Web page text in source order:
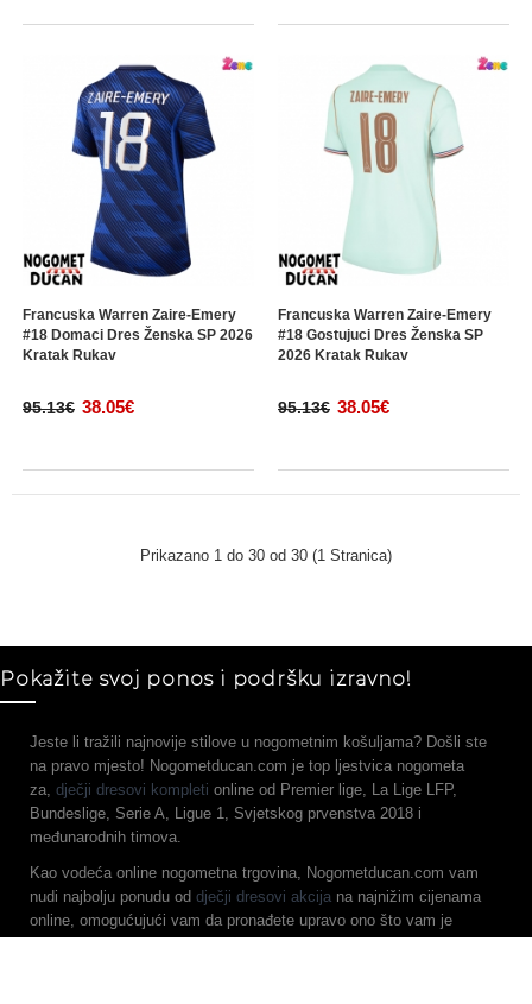
Francuska Warren Zaire-Emery
#18 Domaci Dres Ženska SP 2026
Kratak Rukav
95.13€ 38.05€
Francuska Warren Zaire-Emery
#18 Gostujuci Dres Ženska SP
2026 Kratak Rukav
95.13€ 38.05€
Prikazano 1 do 30 od 30 (1 Stranica)
Pokažite svoj ponos i podršku izravno!
Jeste li tražili najnovije stilove u nogometnim košuljama? Došli ste
na pravo mjesto! Nogometducan.com je top ljestvica nogometa
za, dječji dresovi kompleti online od Premier lige, La Lige LFP,
Bundeslige, Serie A, Ligue 1, Svjetskog prvenstva 2018 i
međunarodnih timova.
Kao vodeća online nogometna trgovina, Nogometducan.com vam
nudi najbolju ponudu od dječji dresovi akcija na najnižim cijenama
online, omogućujući vam da pronađete upravo ono što vam je